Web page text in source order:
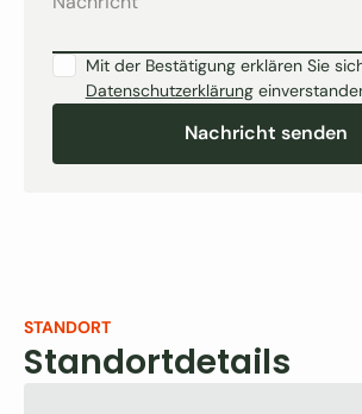
Mit der Bestätigung erklären Sie
Datenschutzerklärung
Nachricht senden
Nachricht senden
STANDORT
Standortdetails